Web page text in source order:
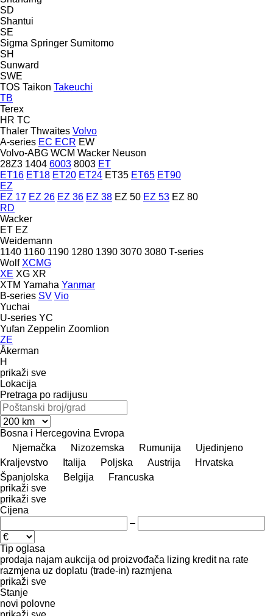
SD
Shantui
SE
Sigma Springer Sumitomo
SH
Sunward
SWE
TOS Taikon Takeuchi
TB
Terex
HR TC
Thaler Thwaites Volvo
A-series EC ECR EW
Volvo-ABG WCM Wacker Neuson
28Z3 1404 6003 8003 ET
ET16 ET18 ET20 ET24 ET35 ET65 ET90
EZ
EZ 17 EZ 26 EZ 36 EZ 38 EZ 50 EZ 53 EZ 80
RD
Wacker
ET EZ
Weidemann
1140 1160 1190 1280 1390 3070 3080 T-series
Wolf XCMG
XE XG XR
XTM Yamaha Yanmar
B-series SV Vio
Yuchai
U-series YC
Yufan Zeppelin Zoomlion
ZE
Åkerman
H
prikaži sve
Lokacija
Pretraga po radijusu
Bosna i Hercegovina Evropa
Njemačka
Nizozemska Rumunija
Ujedinjeno
Kraljevstvo
Italija Poljska Austrija
Hrvatska
Španjolska
Belgija
Francuska
prikaži sve
prikaži sve
Cijena
–
Tip oglasa
prodaja najam aukcija od proizvođača lizing kredit na rate
razmjena uz doplatu (trade-in) razmjena
prikaži sve
Stanje
novi polovne